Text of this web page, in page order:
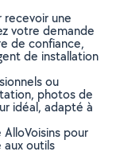
recevoir une
votre demande
de confiance,
de installation
ou
photos de
idéal, adapté à
pour
outils